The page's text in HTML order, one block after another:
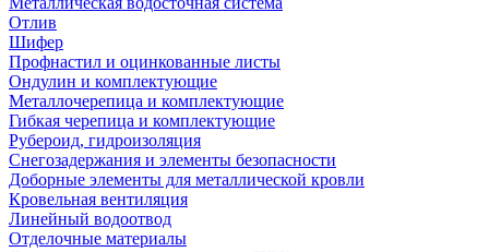
Отлив
Шифер
Профнастил и оцинкованные листы
Ондулин и комплектующие
Металлочерепица и комплектующие
Гибкая черепица и комплектующие
Рубероид, гидроизоляция
Снегозадержания и элементы безопасности
Доборные элементы для металлической кровли
Кровельная вентиляция
Линейный водоотвод
Отделочные материалы